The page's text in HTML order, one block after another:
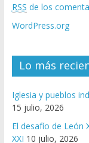
RSS de los
WordPress.org
Lo más
Iglesia y pueblos
15 julio, 2026
El desafío de León
XXI 10 julio, 2026